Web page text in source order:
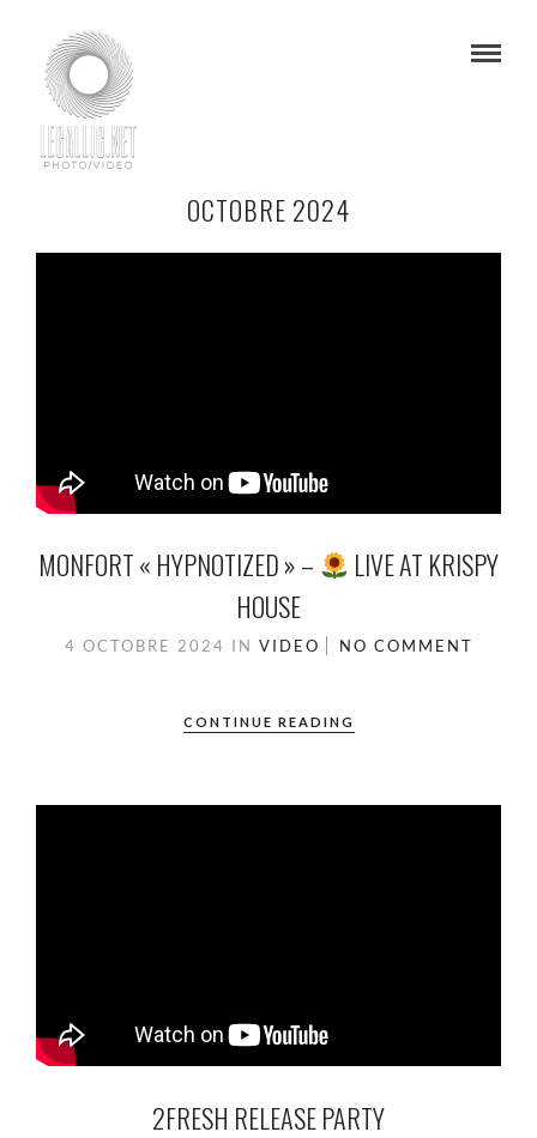
OCTOBRE 2024
MONFORT « HYPNOTIZED » –
LIVE AT KRISPY
HOUSE
4 OCTOBRE 2024 IN VIDEO NO COMMENT
CONTINUE READING
2FRESH RELEASE PARTY